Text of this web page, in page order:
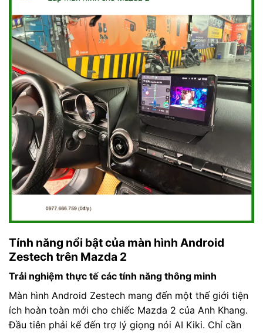
Tính năng nổi bật của màn hình Android
Zestech trên Mazda 2
Trải nghiệm thực tế các tính năng thông minh
Màn hình Android Zestech mang đến một thế giới tiện
ích hoàn toàn mới cho chiếc Mazda 2 của Anh Khang.
Đầu tiên phải kể đến trợ lý giọng nói AI Kiki. Chỉ cần